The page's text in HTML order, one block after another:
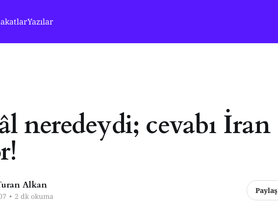
Yazılar
neredeydi; cevabı İran
Alkan
• 2 dk okuma
Paylaş